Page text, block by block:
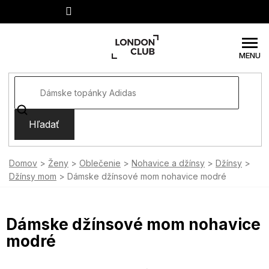
Hľadať
Domov Ženy Oblečenie Nohavice a džínsy
Džínsy
Džínsy mom
Dámske džínsové mom nohavice modré
Dámske džínsové mom nohavice
modré